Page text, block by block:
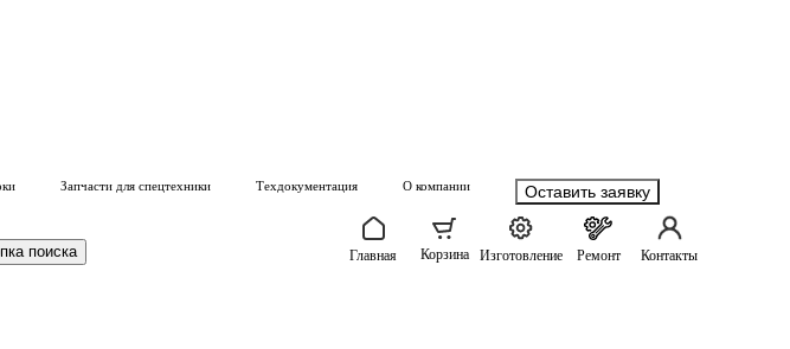
Запчасти для спецтехники Техдокументация О компании Оставить заявку
Главная Корзина Изготовление Ремонт Контакты